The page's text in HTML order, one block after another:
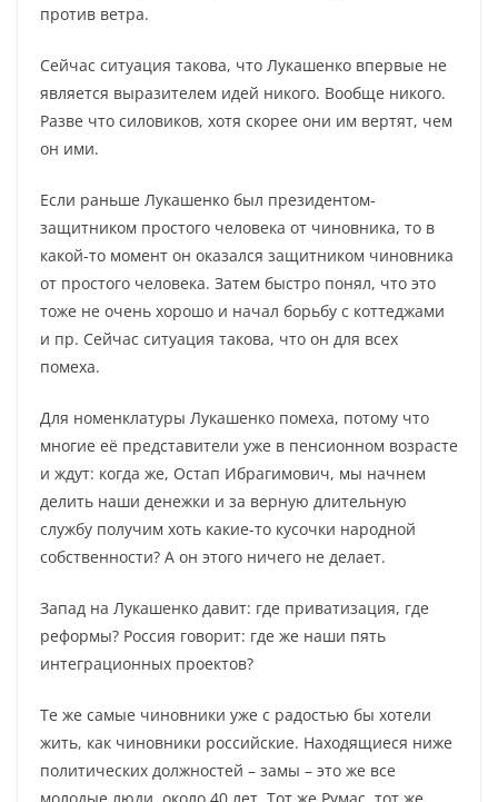
против ветра.
Сейчас ситуация такова, что Лукашенко впервые не
является выразителем идей никого. Вообще никого.
Разве что силовиков, хотя скорее они им вертят, чем
он ими.
Если раньше Лукашенко был президентом-
защитником простого человека от чиновника, то в
какой-то момент он оказался защитником чиновника
от простого человека. Затем быстро понял, что это
тоже не очень хорошо и начал борьбу с коттеджами
и пр. Сейчас ситуация такова, что он для всех
помеха.
Для номенклатуры Лукашенко помеха, потому что
многие её представители уже в пенсионном возрасте
и ждут: когда же, Остап Ибрагимович, мы начнем
делить наши денежки и за верную длительную
службу получим хоть какие-то кусочки народной
собственности? А он этого ничего не делает.
Запад на Лукашенко давит: где приватизация, где
реформы? Россия говорит: где же наши пять
интеграционных проектов?
Те же самые чиновники уже с радостью бы хотели
жить, как чиновники российские. Находящиеся ниже
политических должностей – замы – это же все